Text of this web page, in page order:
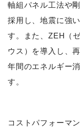
軸組パネル工法や
採用し、地震に強
す。また、ZEH（
ウス）を導入し、
年間のエネルギー
す。
コストパフォーマ